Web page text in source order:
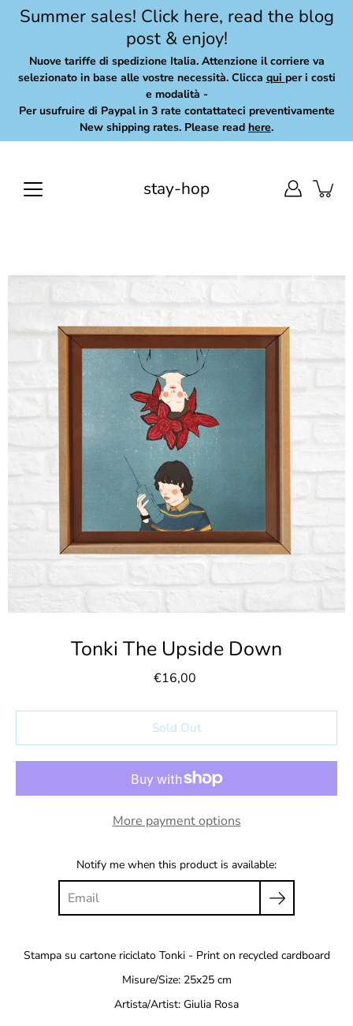
SkipSummer sales! Click here, read the blog
post & enjoy!
Nuove tariffe di spedizione Italia. Attenzione il corriere va
selezionato in base alle vostre necessità. Clicca qui per i costi
e modalità -
Per usufruire di Paypal in 3 rate contattateci preventivamente
New shipping rates. Please read here.
stay-hop
Tonki The Upside Down
€16,00
Sold Out
More payment options
Notify me when this product is available:
Stampa su cartone riciclato Tonki - Print on recycled cardboard
Misure/Size: 25x25 cm
Artista/Artist: Giulia Rosa